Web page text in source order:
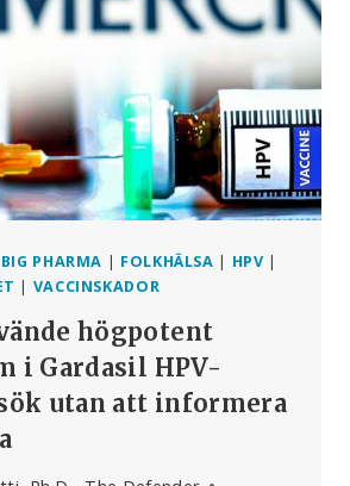
BIG PHARMA | FOLKHÄLSA | HPV |
| VACCINSKADOR
högpotent
i Gardasil HPV-
utan att informera